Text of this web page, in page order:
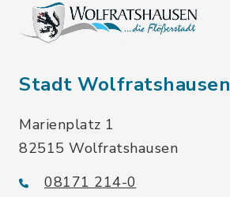
Stadt Wolfratshausen
Marienplatz 1
82515 Wolfratshausen
08171 214-0